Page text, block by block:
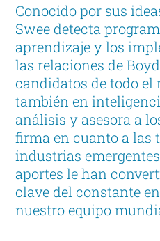
Conocido por sus
Swee detecta
aprendizaje y los
las relaciones de
candidatos de todo el
también en
análisis y asesora a
firma en cuanto a las
industrias
aportes le han
clave del constante
nuestro equipo